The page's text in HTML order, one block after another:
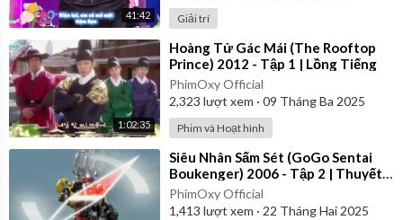
41:42 Giải trí
1:02:35
⁣Hoàng Tử Gác Mái (The Rooftop
Prince) 2012 - Tập 1 | Lồng Tiếng
PhimOxy Official
2,323 lượt xem · 09 Tháng Ba 2025
Phim và Hoạt hình
⁣Siêu Nhân Sấm Sét (GoGo Sentai
Boukenger) 2006 - Tập 2 | Thuyết
Minh
PhimOxy Official
1,413 lượt xem · 22 Tháng Hai 2025